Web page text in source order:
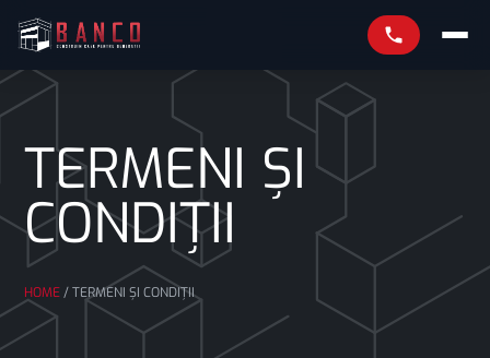
TERMENI ȘI
CONDIȚII
HOME / TERMENI ȘI CONDIȚII